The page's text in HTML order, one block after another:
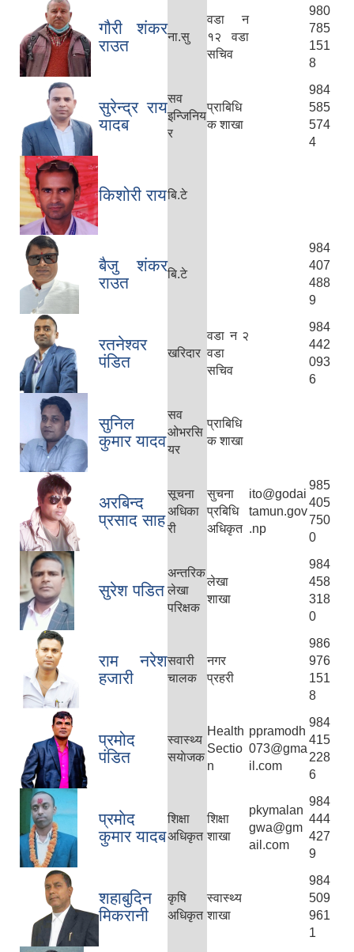
गौरी शंकर
राउत
ना.सु
वडा न
१२ वडा
सचिव
980
785
151
8
सुरेन्द्र राय
यादब
सव
इन्जिनिय
र
प्राबिधि
क शाखा
984
585
574
4
किशोरी रायबि.टे
बैजु शंकर
राउत
बि.टे
984
407
488
9
रतनेश्वर
पंडित
खरिदार
वडा न २
वडा
सचिव
984
442
093
6
सुनिल
कुमार यादव
सव
ओभरसि
यर
प्राबिधि
क शाखा
अरबिन्द
प्रसाद साह
सूचना
अधिका
री
सुचना
प्रबिधि
अधिकृत
ito@godai
tamun.gov
.np
985
405
750
0
सुरेश प‌डित
अन्तरिक
लेखा
परिक्षक
लेखा
शाखा
984
458
318
0
राम नरेश
हजारी
सवारी
चालक
नगर
प्रहरी
986
976
151
8
प्रमोद
पंडित
स्वास्थ्य
स‌याेजक
Health
Sectio
n
ppramodh
073@gma
il.com
984
415
228
6
प्रमाेद
कुमार यादब
शिक्षा
अधिकृत
शिक्षा
शाखा
pkymalan
gwa@gm
ail.com
984
444
427
9
शहाबुदिन
मिकरानी
कृषि
अधिकृत
स्वास्थ्य
शाखा
984
509
961
1